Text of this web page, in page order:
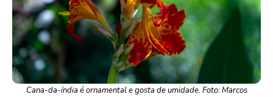
Cana-da-índia é ornamental e gosta de umidade. Foto: Marcos